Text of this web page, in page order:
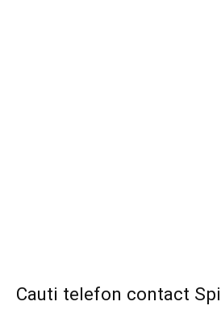
Cauti telefon contact